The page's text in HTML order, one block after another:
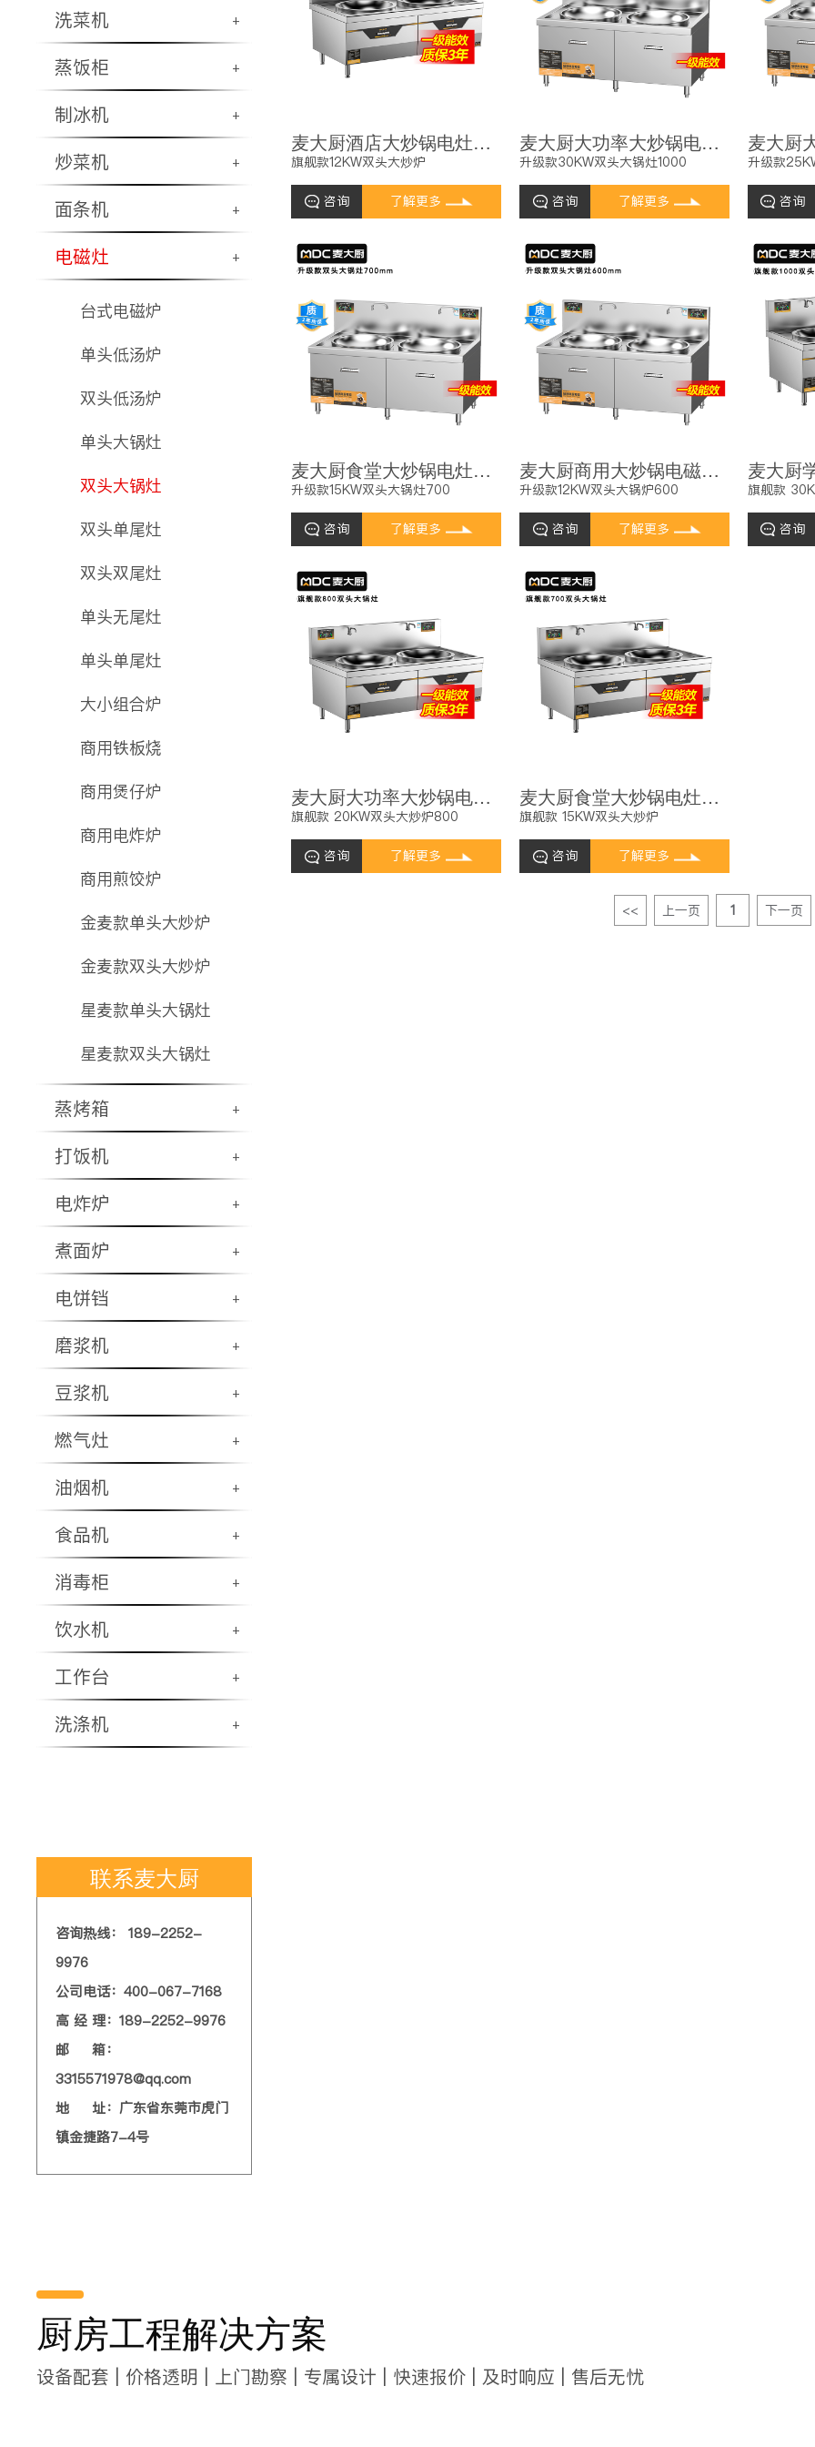
洗菜机 +
蒸饭柜 +
制冰机 +
炒菜机 +
面条机 +
电磁灶 +
台式电磁炉
单头低汤炉
双头低汤炉
单头大锅灶
双头大锅灶
双头单尾灶
双头双尾灶
单头无尾灶
单头单尾灶
大小组合炉
商用铁板烧
商用煲仔炉
商用电炸炉
商用煎饺炉
金麦款单头大炒炉
金麦款双头大炒炉
星麦款单头大锅灶
星麦款双头大锅灶
蒸烤箱 +
打饭机 +
电炸炉 +
煮面炉 +
电饼铛 +
磨浆机 +
豆浆机 +
燃气灶 +
油烟机 +
食品机 +
消毒柜 +
饮水机 +
工作台 +
洗涤机 +
联系麦大厨
咨询热线： 189-2252-
9976
公司电话：400-067-7168
高 经 理：189-2252-9976
邮 箱：
3315571978@qq.com
地 址：广东省东莞市虎门
镇金捷路7-4号
麦大厨酒店大炒锅电灶台旗舰款12KW双头饭店商用大炒炉
旗舰款12KW双头大炒炉
咨询 了解更多
麦大厨大功率大炒锅电灶台升级款30KW双头单位食堂大锅灶
升级款30KW双头大锅灶1000
咨询 了解更多
升级款
咨询
麦大厨食堂大炒锅电灶台升级款15KW双头工厂食堂大锅灶
升级款15KW双头大锅灶700
咨询 了解更多
麦大厨商用大炒锅电磁炉升级款12KW双头单位食堂大炒炉
升级款12KW双头大锅炉600
咨询 了解更多
旗舰款
咨询
麦大厨大功率大炒锅电灶台旗舰款20KW双头食堂酒楼饭店商用大炒炉
旗舰款 20KW双头大炒炉800
咨询 了解更多
麦大厨食堂大炒锅电灶台旗舰款15KW双头酒楼饭店商用大炒炉
旗舰款 15KW双头大炒炉
咨询 了解更多
<< 上一页 1 下一页
厨房工程解决方案
设备配套 | 价格透明 | 上门勘察 | 专属设计 | 快速报价 | 及时响应 | 售后无忧